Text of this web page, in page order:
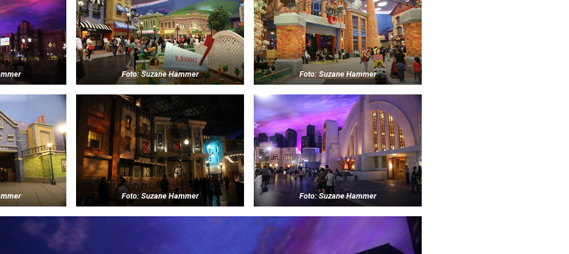
Foto: Suzane Hammer Foto: Suzane Hammer
Foto: Suzane Hammer Foto: Suzane Hammer